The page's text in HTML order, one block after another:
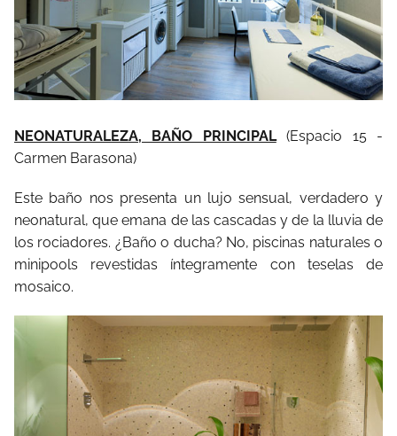
NEONATURALEZA, BAÑO PRINCIPAL(Espacio 15 -
Carmen Barasona)
Este baño nos presenta un lujo sensual, verdadero y
neonatural, que emana de las cascadas y de la lluvia de
los rociadores. ¿Baño o ducha? No, piscinas naturales o
minipools revestidas íntegramente con teselas de
mosaico.